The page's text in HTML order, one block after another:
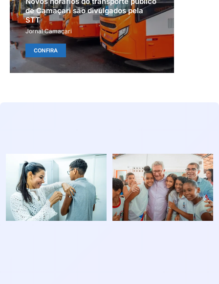
de Camaçari são divulgados pela
STT
Jornal Camaçari
CONFIRA